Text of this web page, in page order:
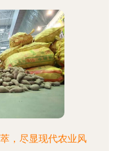
，尽显现代农业风